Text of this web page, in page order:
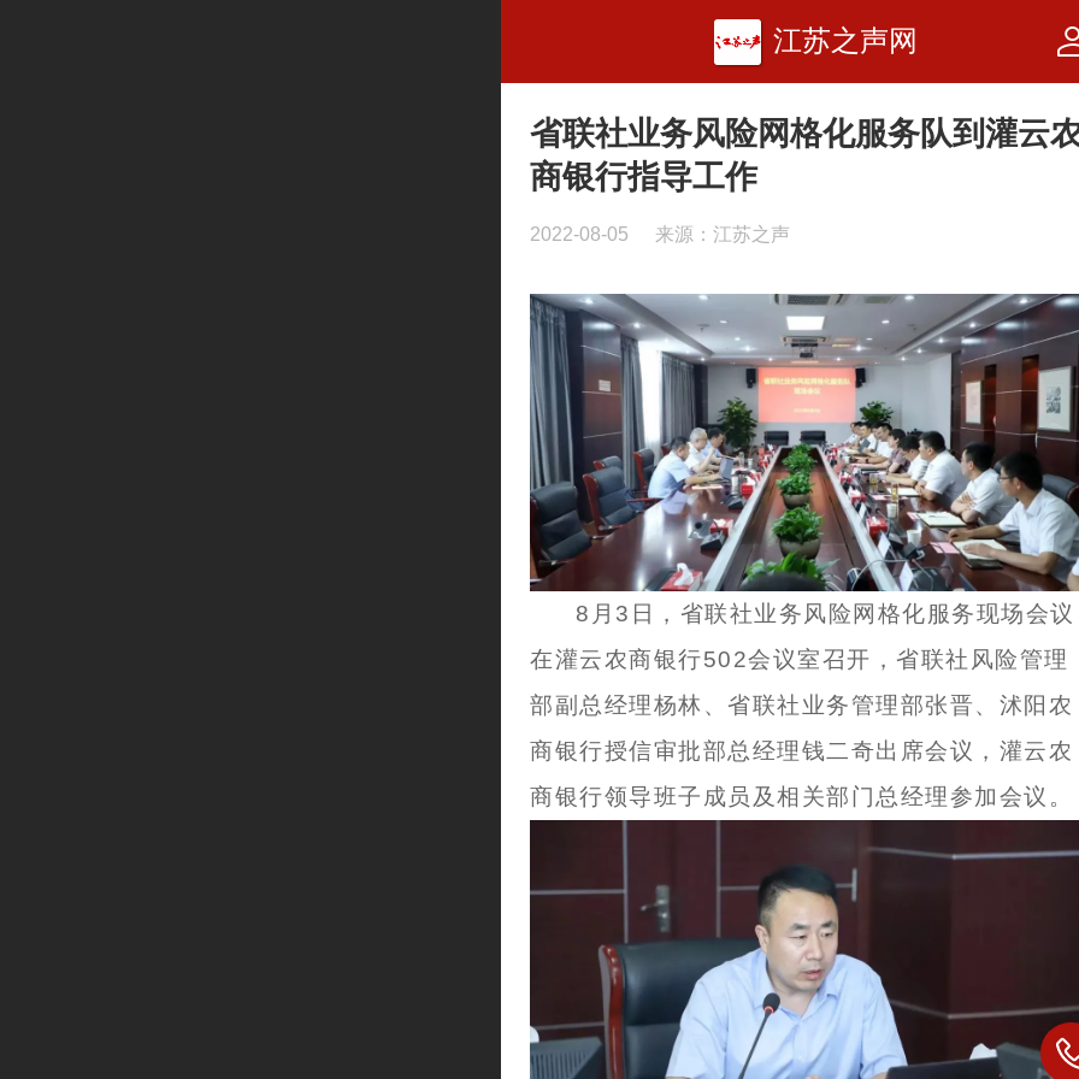
江苏之声网
省联社业务风险网格化服务队到灌云
商银行指导工作
2022-08-05 来源：江苏之声
8月3日，省联社业务风险网格化服务现场会议
在灌云农商银行502会议室召开，省联社风险管理
部副总经理杨林、省联社业务管理部张晋、沭阳农
商银行授信审批部总经理钱二奇出席会议，灌云农
商银行领导班子成员及相关部门总经理参加会议。